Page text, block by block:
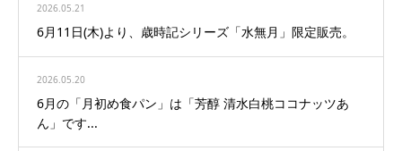
2026.05.21
6月11日(木)より、歳時記シリーズ「水無月」限定販売。
2026.05.20
6月の「月初め食パン」は「芳醇 清水白桃ココナッツあ
ん」です...